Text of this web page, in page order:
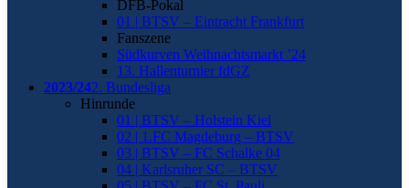
DFB-Pokal
01 | BTSV – Eintracht Frankfurt
Fanszene
Südkurven Weihnachtsmarkt ’24
13. Hallenturnier fdGZ
2023/242. Bundesliga
Hinrunde
01 | BTSV – Holstein Kiel
02 | 1.FC Magdeburg – BTSV
03 | BTSV – FC Schalke 04
04 | Karlsruher SC – BTSV